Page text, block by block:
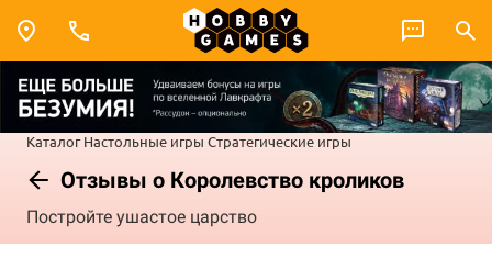
Каталог Настольные игры Стратегические игры
Отзывы о Королевство кроликов
Постройте ушастое царство